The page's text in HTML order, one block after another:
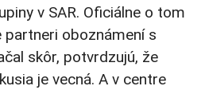
v SAR. Oficiálne o tom
oboznámení s
skôr, potvrdzujú, že
je vecná. A v centre